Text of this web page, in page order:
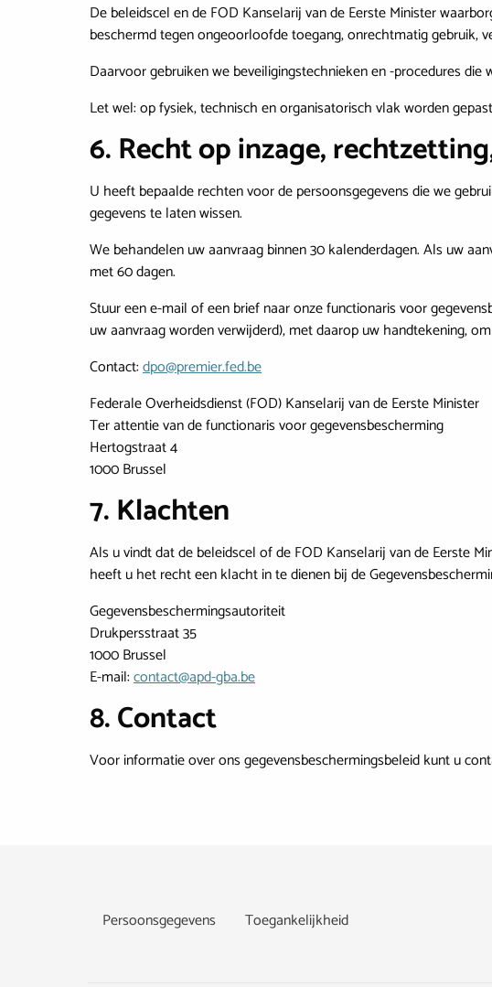
De beleidscel en de FOD Kanselarij van de Eerste Minister
beschermd tegen ongeoorloofde toegang, onrechtmatig gebruik,
Daarvoor gebruiken we beveiligingstechnieken en -procedures
Let wel: op fysiek, technisch en organisatorisch vlak worden
6. Recht op inzage,
U heeft bepaalde rechten voor de persoonsgegevens die we
gegevens te laten wissen.
We behandelen uw aanvraag binnen 30 kalenderdagen. Als uw
met 60 dagen.
Stuur een e-mail of een brief naar onze functionaris voor
uw aanvraag worden verwijderd), met daarop uw handtekening,
Contact:dpo@premier.fed.be
Federale Overheidsdienst (FOD) Kanselarij van de Eerste Minister
Ter attentie van de functionaris voor gegevensbescherming
Hertogstraat 4
1000 Brussel
7. Klachten
Als u vindt dat de beleidscel of de FOD Kanselarij van de Eerste
heeft u het recht een klacht in te dienen bij de
Gegevensbeschermingsautoriteit
Drukpersstraat 35
1000 Brussel
E-mail:contact@apd-gba.be
8. Contact
Voor informatie over ons gegevensbeschermingsbeleid kunt u
Footer
Persoonsgegevens Toegankelijkheid